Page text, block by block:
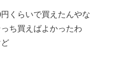
くらいで買えたんやな
ち買えばよかったわ